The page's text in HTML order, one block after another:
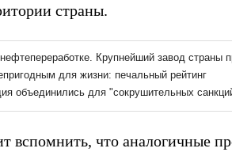
страны.
вспомнить, что аналогичные